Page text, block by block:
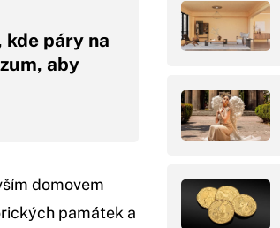
kde páry na
aby
domovem
památek a